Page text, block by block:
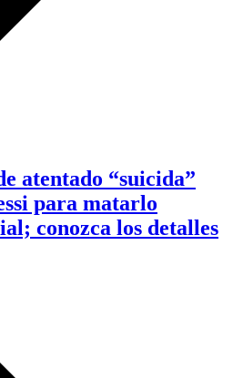
atentado “suicida”
para matarlo
conozca los detalles